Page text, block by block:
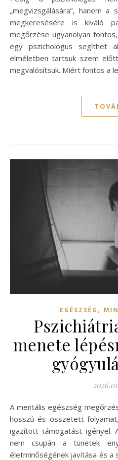
„megvizsgálására”, hanem
megkeresésére is kiváló
megőrzése ugyanolyan
egy pszichológus segíthet
elméletben tartsuk szem
megvalósítsuk. Miért fontos a
EGÉSZSÉG ,
menete
A mentális egészség megőrzése és helyreállítása sokszor
hosszú és összetett
igazított támogatást igényel.
nem csupán a tünetek
életminőségének javítása és a